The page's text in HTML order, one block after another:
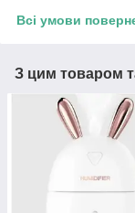
Всі умови
З цим товаром